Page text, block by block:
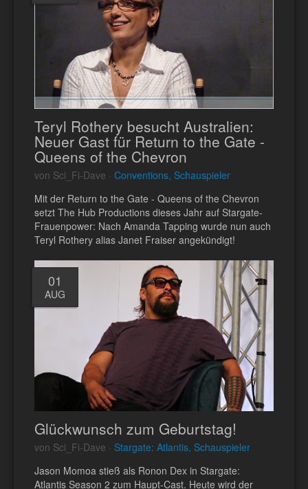
Teryl Rothery besucht Australien:
Neuer Gast für Return to the Gate -
Queens of the Chevron
von Sci_Fi-Dave · Conventions, Schauspieler
Mit der Return to the Gate - Queens of the Chevron
setzt The Hub Productions dieses Jahr auf Stargate-
Frauenpower: Nach Amanda Tapping wurde nun auch
Teryl Rothery alias Janet Fraiser angekündigt!
01
AUG
Glückwunsch zum Geburtstag!
von Sci_Fi-Dave · Stargate: Atlantis, Schauspieler
Jason Momoa stieß als Ronon Dex in Stargate:
Atlantis Season 2 zum Haupt-Cast. Heute wird der